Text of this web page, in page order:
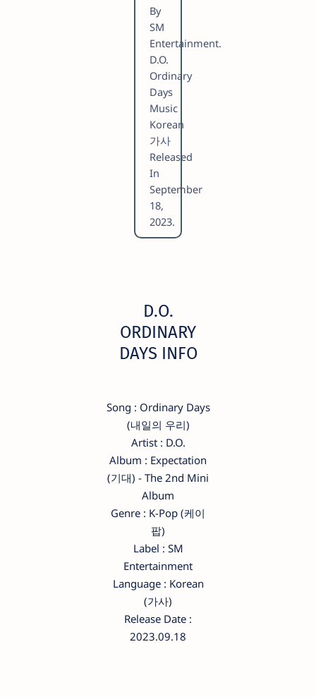
By
SM
Entertainment.
D.O.
Ordinary
Days
Music
Korean
가사
Released
In
September
18,
2023.
D.O.
ORDINARY
DAYS INFO
Song : Ordinary Days
(내일의 우리)
Artist : D.O.
Album : Expectation
(기대) - The 2nd Mini
Album
Genre : K-Pop (케이
팝)
Label : SM
Entertainment
Language : Korean
(가사)
Release Date :
2023.09.18